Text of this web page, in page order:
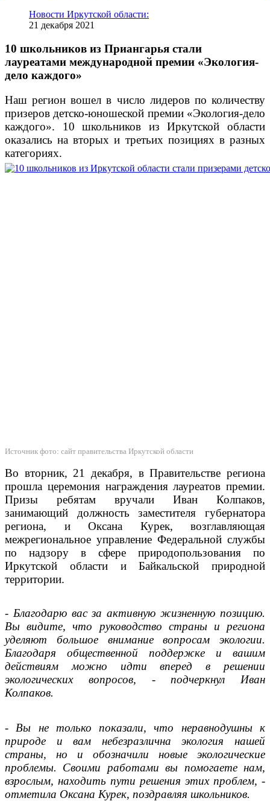
Новости Иркутской области:
21 декабря 2021
10 школьников из Приангарья стали
лауреатами международной премии «Экология-
дело каждого»
Наш регион вошел в число лидеров по количеству
призеров детско-юношеской премии «Экология-дело
каждого». 10 школьников из Иркутской области
оказались на вторых и третьих позициях в разных
категориях.
Источник фото: сайт правительства Иркутской области
Во вторник, 21 декабря, в Правительстве региона
прошла церемония награждения лауреатов премии.
Призы ребятам вручали Иван Колпаков,
занимающий должность заместителя губернатора
региона, и Оксана Курек, возглавляющая
межрегиональное управление Федеральной службы
по надзору в сфере природопользования по
Иркутской области и Байкальской природной
территории.
- Благодарю вас за активную жизненную позицию.
Вы видите, что руководство страны и региона
уделяют большое внимание вопросам экологии.
Благодаря общественной поддержке и вашим
действиям можно идти вперед в решении
экологических вопросов, - подчеркнул Иван
Колпаков.
- Вы не только показали, что неравнодушны к
природе и вам небезразлична экология нашей
страны, но и обозначили новые экологические
проблемы. Своими работами вы помогаете нам,
взрослым, находить пути решения этих проблем, -
отметила Оксана Курек, поздравляя школьников.